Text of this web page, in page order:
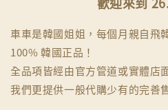
車車是韓國姐姐，每個月親自飛
100% 韓國正品！
全品項皆經由官方管道或實體店
我們更提供一般代購少有的完善